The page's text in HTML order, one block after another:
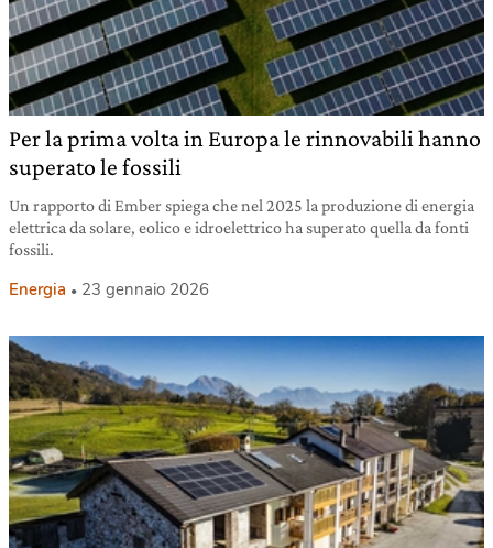
Per la prima volta in Europa le rinnovabili hanno
superato le fossili
Un rapporto di Ember spiega che nel 2025 la produzione di energia
elettrica da solare, eolico e idroelettrico ha superato quella da fonti
fossili.
Energia 23 gennaio 2026